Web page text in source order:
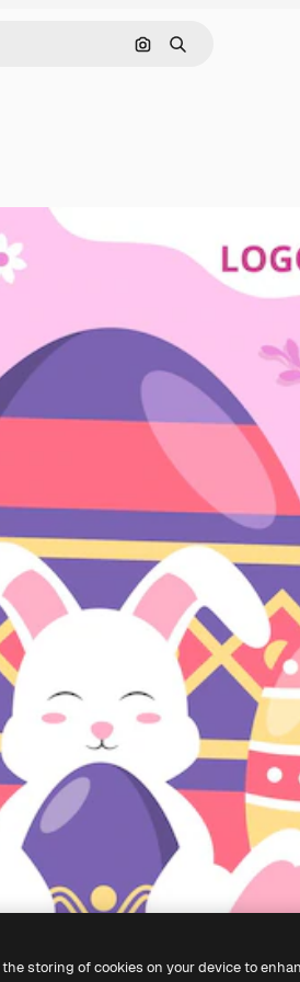
Pesquisar por
Buscar
storing of cookies on your device to